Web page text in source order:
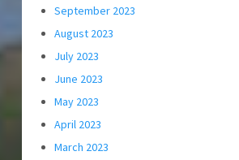
September 2023
August 2023
July 2023
June 2023
May 2023
April 2023
March 2023